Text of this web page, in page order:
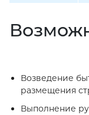
Возведение
размещения
Выполнение